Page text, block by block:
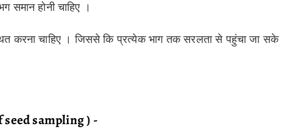
समान होनी चाहिए ।
करना चाहिए । जिससे कि प्रत्येक भाग तक सरलता से पहुंचा जा सके
seed sampling ) -